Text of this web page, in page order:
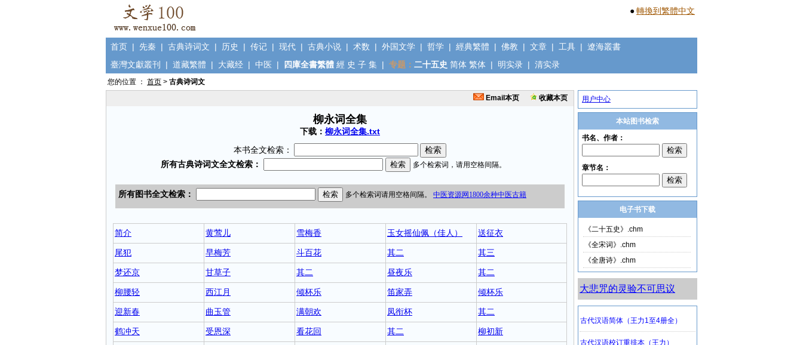
●轉換到繁體中文
首页 | 先秦 | 古典诗词文 | 历史 | 传记 | 现代 | 古典小说 | 术数 | 外国文学 | 哲学 | 經典繁體 | 佛教 | 文章 | 工具 | 遼海叢書
臺灣文獻叢刊
| 道藏繁體 | 大藏经 | 中医 | 四庫全書繁體 經 史 子 集 | 专题： 二十五史 简体 繁体 | 明实录 | 清实录
您的位置 ： 首页 > 古典诗词文
Email本页
收藏本页
柳永词全集
下载： 柳永词全集.txt
本书全文检索：
简介 黄莺儿 雪梅香 玉女摇仙佩（佳人） 送征衣
尾犯 早梅芳 斗百花 其二 其三
梦还京 甘草子 其二 昼夜乐 其二
柳腰轻 西江月 倾杯乐 笛家弄 倾杯乐
迎新春 曲玉管 满朝欢 凤衔杯 其二
鹤冲天 受恩深 看花回 其二 柳初新
用户中心
本站图书检索
电子书下载
《二十五史》.chm
《全宋词》.chm
《全唐诗》.chm
大悲咒的灵验不可思议